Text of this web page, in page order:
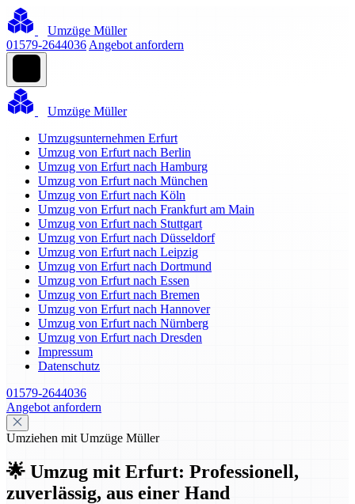
Umzüge Müller
01579-2644036 Angebot anfordern
Umzüge Müller
Umzugsunternehmen Erfurt
Umzug von Erfurt nach Berlin
Umzug von Erfurt nach Hamburg
Umzug von Erfurt nach München
Umzug von Erfurt nach Köln
Umzug von Erfurt nach Frankfurt am Main
Umzug von Erfurt nach Stuttgart
Umzug von Erfurt nach Düsseldorf
Umzug von Erfurt nach Leipzig
Umzug von Erfurt nach Dortmund
Umzug von Erfurt nach Essen
Umzug von Erfurt nach Bremen
Umzug von Erfurt nach Hannover
Umzug von Erfurt nach Nürnberg
Umzug von Erfurt nach Dresden
Impressum
Datenschutz
01579-2644036
Angebot anfordern
Umziehen mit Umzüge Müller
🌟 Umzug mit Erfurt: Professionell,
zuverlässig, aus einer Hand